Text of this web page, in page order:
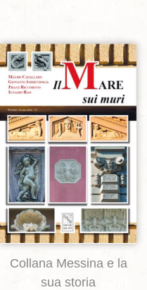
Aggiungi alla lista dei desideri
Collana Messina e la
sua storia